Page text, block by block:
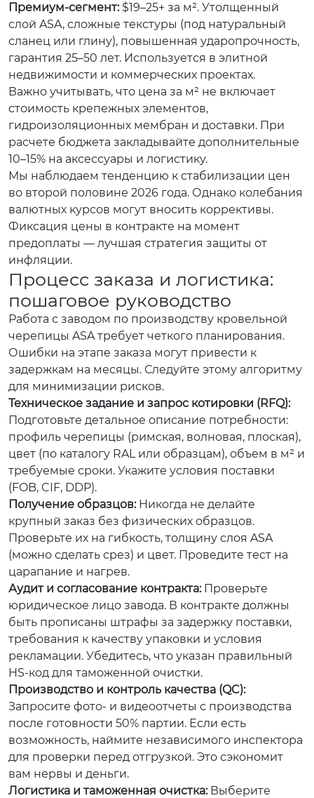
Премиум-сегмент:$19–25+ за м². Утолщенный
слой ASA, сложные текстуры (под натуральный
сланец или глину), повышенная ударопрочность,
гарантия 25–50 лет. Используется в элитной
недвижимости и коммерческих проектах.
Важно учитывать, что цена за м² не включает
стоимость крепежных элементов,
гидроизоляционных мембран и доставки. При
расчете бюджета закладывайте дополнительные
10–15% на аксессуары и логистику.
Мы наблюдаем тенденцию к стабилизации цен
во второй половине 2026 года. Однако колебания
валютных курсов могут вносить коррективы.
Фиксация цены в контракте на момент
предоплаты — лучшая стратегия защиты от
инфляции.
Процесс заказа и логистика:
пошаговое руководство
Работа с заводом по производству кровельной
черепицы ASA требует четкого планирования.
Ошибки на этапе заказа могут привести к
задержкам на месяцы. Следуйте этому алгоритму
для минимизации рисков.
Техническое задание и запрос котировки (RFQ):
Подготовьте детальное описание потребности:
профиль черепицы (римская, волновая, плоская),
цвет (по каталогу RAL или образцам), объем в м² и
требуемые сроки. Укажите условия поставки
(FOB, CIF, DDP).
Получение образцов:Никогда не делайте
крупный заказ без физических образцов.
Проверьте их на гибкость, толщину слоя ASA
(можно сделать срез) и цвет. Проведите тест на
царапание и нагрев.
Аудит и согласование контракта:Проверьте
юридическое лицо завода. В контракте должны
быть прописаны штрафы за задержку поставки,
требования к качеству упаковки и условия
рекламации. Убедитесь, что указан правильный
HS-код для таможенной очистки.
Производство и контроль качества (QC):
Запросите фото- и видеоотчеты с производства
после готовности 50% партии. Если есть
возможность, наймите независимого инспектора
для проверки перед отгрузкой. Это сэкономит
вам нервы и деньги.
Логистика и таможенная очистка:Выберите